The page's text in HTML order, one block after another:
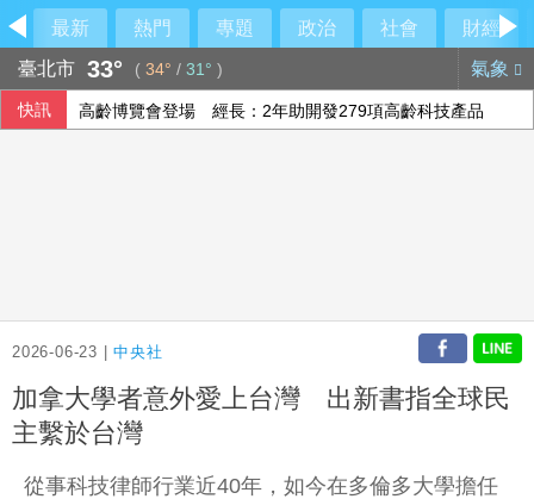
最新 熱門 專題 政治 社會
財經
臺北市 33° ( 34° / 31° ) 氣象
快訊 高齡博覽會登場 經長：2年助開發279項高齡科技產品
2026-06-23 |中央社
加拿大學者意外愛上台灣 出新書指全球民
主繫於台灣
從事科技律師行業近40年，如今在多倫多大學擔任